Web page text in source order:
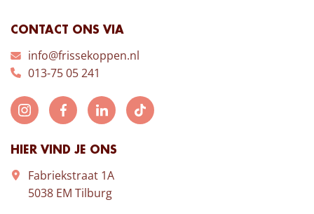
CONTACT ONS VIA
info@frissekoppen.nl
013-75 05 241
HIER VIND JE ONS
Fabriekstraat 1A
5038 EM Tilburg